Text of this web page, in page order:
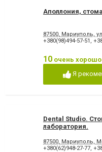
Аполлония,
87500, Мариуполь,
+380(98)494-57-51 ,
10 очень хорошо
Я
Dental Studio.
лаборатория.
87500, Мариуполь,
+380(62)948-27-77,